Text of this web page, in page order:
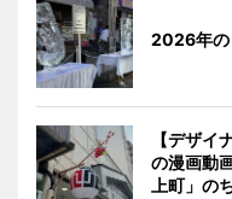
2026年の
【デザイ
の漫画動
上町」の